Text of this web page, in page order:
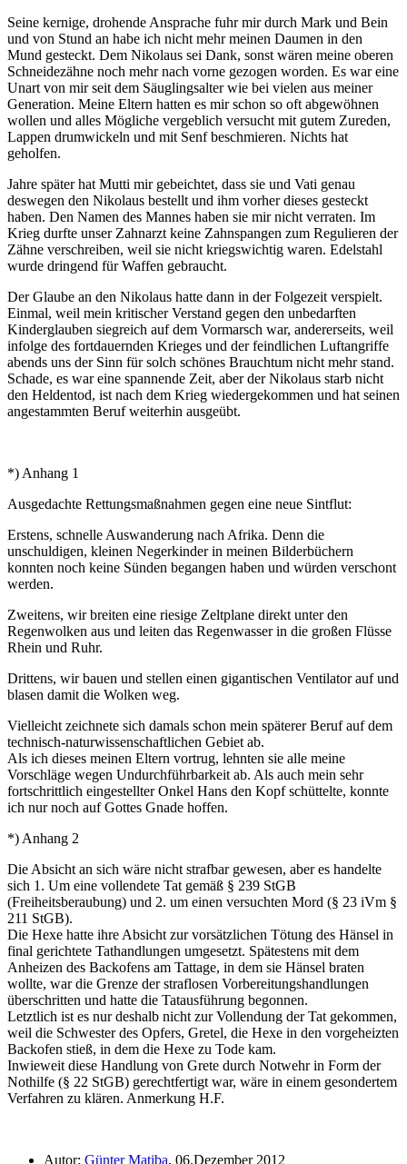
Seine kernige, drohende Ansprache fuhr mir durch Mark und Bein
und von Stund an habe ich nicht mehr meinen Daumen in den
Mund gesteckt. Dem Nikolaus sei Dank, sonst wären meine oberen
Schneidezähne noch mehr nach vorne gezogen worden. Es war eine
Unart von mir seit dem Säuglingsalter wie bei vielen aus meiner
Generation. Meine Eltern hatten es mir schon so oft abgewöhnen
wollen und alles Mögliche vergeblich versucht mit gutem Zureden,
Lappen drumwickeln und mit Senf beschmieren. Nichts hat
geholfen.
Jahre später hat Mutti mir gebeichtet, dass sie und Vati genau
deswegen den Nikolaus bestellt und ihm vorher dieses gesteckt
haben. Den Namen des Mannes haben sie mir nicht verraten. Im
Krieg durfte unser Zahnarzt keine Zahnspangen zum Regulieren der
Zähne verschreiben, weil sie nicht kriegswichtig waren. Edelstahl
wurde dringend für Waffen gebraucht.
Der Glaube an den Nikolaus hatte dann in der Folgezeit verspielt.
Einmal, weil mein kritischer Verstand gegen den unbedarften
Kinderglauben siegreich auf dem Vormarsch war, andererseits, weil
infolge des fortdauernden Krieges und der feindlichen Luftangriffe
abends uns der Sinn für solch schönes Brauchtum nicht mehr stand.
Schade, es war eine spannende Zeit, aber der Nikolaus starb nicht
den Heldentod, ist nach dem Krieg wiedergekommen und hat seinen
angestammten Beruf weiterhin ausgeübt.
*) Anhang 1
Ausgedachte Rettungsmaßnahmen gegen eine neue Sintflut:
Erstens, schnelle Auswanderung nach Afrika. Denn die
unschuldigen, kleinen Negerkinder in meinen Bilderbüchern
konnten noch keine Sünden begangen haben und würden verschont
werden.
Zweitens, wir breiten eine riesige Zeltplane direkt unter den
Regenwolken aus und leiten das Regenwasser in die großen Flüsse
Rhein und Ruhr.
Drittens, wir bauen und stellen einen gigantischen Ventilator auf und
blasen damit die Wolken weg.
Vielleicht zeichnete sich damals schon mein späterer Beruf auf dem
technisch-naturwissenschaftlichen Gebiet ab.
Als ich dieses meinen Eltern vortrug, lehnten sie alle meine
Vorschläge wegen Undurchführbarkeit ab. Als auch mein sehr
fortschrittlich eingestellter Onkel Hans den Kopf schüttelte, konnte
ich nur noch auf Gottes Gnade hoffen.
*) Anhang 2
Die Absicht an sich wäre nicht strafbar gewesen, aber es handelte
sich 1. Um eine vollendete Tat gemäß § 239 StGB
(Freiheitsberaubung) und 2. um einen versuchten Mord (§ 23 iVm §
211 StGB).
Die Hexe hatte ihre Absicht zur vorsätzlichen Tötung des Hänsel in
final gerichtete Tathandlungen umgesetzt. Spätestens mit dem
Anheizen des Backofens am Tattage, in dem sie Hänsel braten
wollte, war die Grenze der straflosen Vorbereitungshandlungen
überschritten und hatte die Tatausführung begonnen.
Letztlich ist es nur deshalb nicht zur Vollendung der Tat gekommen,
weil die Schwester des Opfers, Gretel, die Hexe in den vorgeheizten
Backofen stieß, in dem die Hexe zu Tode kam.
Inwieweit diese Handlung von Grete durch Notwehr in Form der
Nothilfe (§ 22 StGB) gerechtfertigt war, wäre in einem gesondertem
Verfahren zu klären. Anmerkung H.F.
Autor: Günter Matiba, 06.Dezember 2012